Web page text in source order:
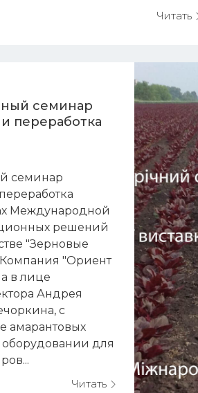
Читать
семинар
переработка
семинар
Международной
решений
"Зерновые
Компания "Ориент
в лице
Андрея
с
амарантовых
для
Читать